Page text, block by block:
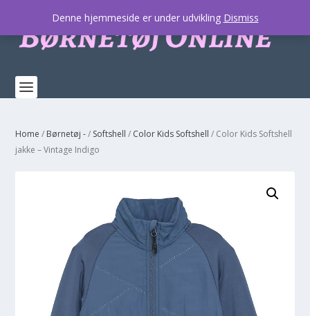
Home / Børnetøj -/ Softshell / Color Kids Softshell / Color Kids Softshell
jakke – Vintage Indigo
Denne hjemmeside er under udvikling Dismiss